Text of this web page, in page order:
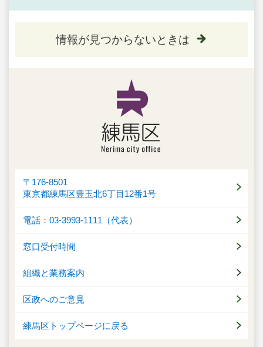
情報が見つからないときは
〒176-8501
東京都練馬区豊玉北6丁目12番1号
電話：03-3993-1111（代表）
窓口受付時間
組織と業務案内
区政へのご意見
練馬区トップページに戻る